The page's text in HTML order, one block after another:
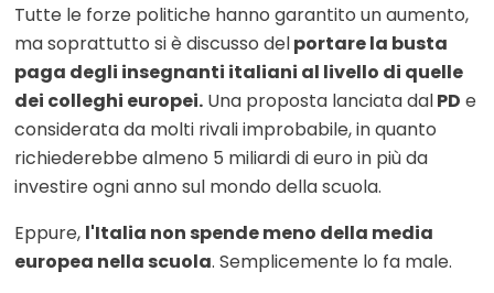
Tutte le forze politiche hanno garantito un aumento,
ma soprattutto si è discusso delportare la busta
paga degli insegnanti italiani al livello di quelle
dei colleghi europei. Una proposta lanciata dalPD e
considerata da molti rivali improbabile, in quanto
richiederebbe almeno 5 miliardi di euro in più da
investire ogni anno sul mondo della scuola.
Eppure, l'Italia non spende meno della media
europea nella scuola. Semplicemente lo fa male.